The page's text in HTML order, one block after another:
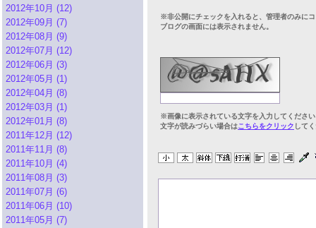
2012年10月 (12)
2012年09月 (7)
2012年08月 (9)
2012年07月 (12)
2012年06月 (3)
2012年05月 (1)
2012年04月 (8)
2012年03月 (1)
2012年01月 (8)
2011年12月 (12)
2011年11月 (8)
2011年10月 (4)
2011年08月 (3)
2011年07月 (6)
2011年06月 (10)
2011年05月 (7)
※非公開にチェックを入れると、管理者のみに
ブログの画面には表示されません。
※画像に表示されている文字を入力してくださ
文字が読みづらい場合はこちらをクリック して